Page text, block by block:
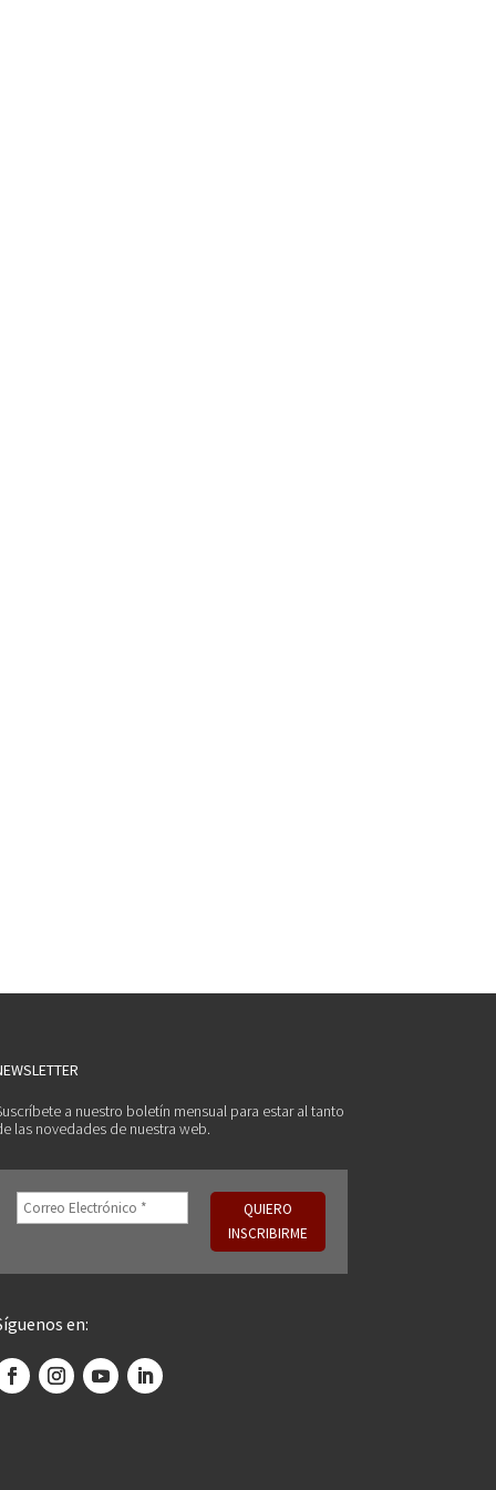
a nuestro boletín mensual para estar al tanto
las novedades de nuestra web.
en: